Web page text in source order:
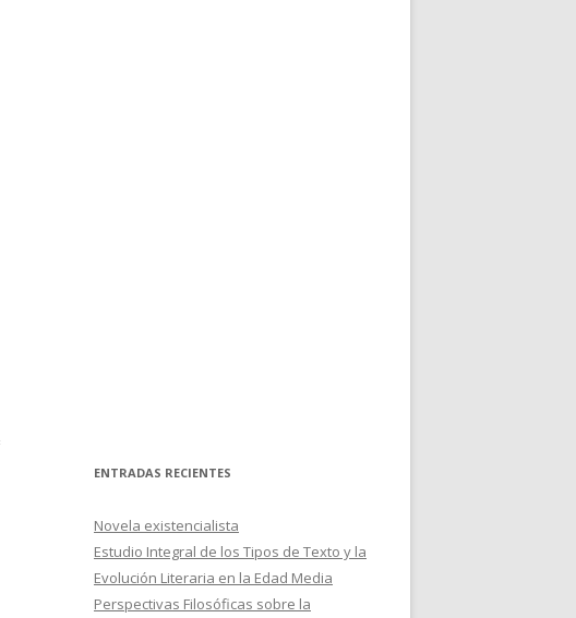
ENTRADAS RECIENTES
Novela existencialista
Estudio Integral de los Tipos de Texto y la
Evolución Literaria en la Edad Media
Perspectivas Filosóficas sobre la